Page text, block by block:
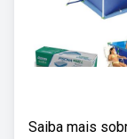
Saiba mais